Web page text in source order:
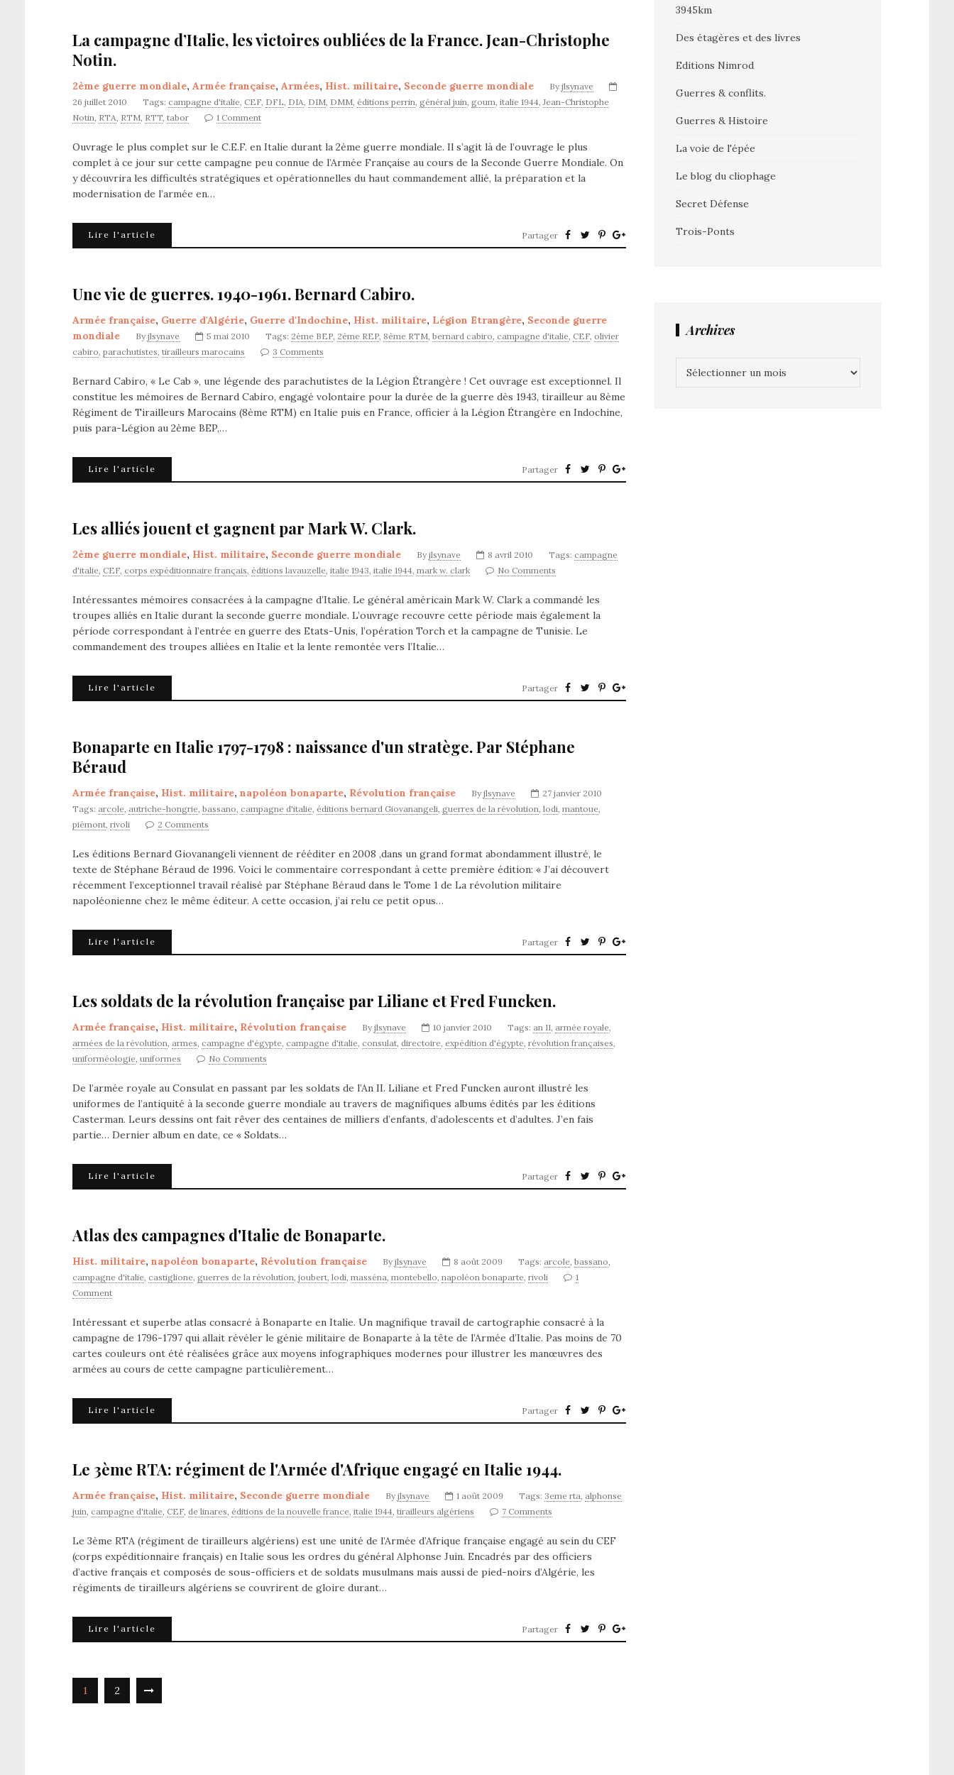
La campagne d’Italie, les victoires oubliées de la France. Jean-Christophe
Notin.
2ème guerre mondiale, Armée française, Armées, Hist. militaire, Seconde guerre mondiale By jlsynave
26 juillet 2010
Tags: campagne d'italie, CEF, DFL, DIA, DIM, DMM, éditions perrin, général juin, goum, italie 1944,Jean-Christophe
Notin, RTA, RTM, RTT, tabor 1 Comment
Ouvrage le plus complet sur le C.E.F. en Italie durant la 2ème guerre mondiale. Il s’agit là de l’ouvrage le plus
complet à ce jour sur cette campagne peu connue de l’Armée Française au cours de la Seconde Guerre Mondiale. On
y découvrira les difficultés stratégiques et opérationnelles du haut commandement allié, la préparation et la
modernisation de l’armée en…
Lire l'article Partager
Une vie de guerres. 1940-1961. Bernard Cabiro.
Armée française, Guerre d'Algérie, Guerre d'Indochine, Hist. militaire, Légion Etrangère, Seconde guerre
mondiale
By jlsynave 5 mai 2010 Tags: 2ème BEP, 2ème REP, 8ème RTM, bernard cabiro, campagne d'italie, CEF, olivier
cabiro, parachutistes, tirailleurs marocains 3 Comments
Bernard Cabiro, « Le Cab », une légende des parachutistes de la Légion Étrangère ! Cet ouvrage est exceptionnel. Il
constitue les mémoires de Bernard Cabiro, engagé volontaire pour la durée de la guerre dès 1943, tirailleur au 8ème
Régiment de Tirailleurs Marocains (8ème RTM) en Italie puis en France, officier à la Légion Étrangère en Indochine,
puis para-Légion au 2ème BEP,…
Lire l'article Partager
Les alliés jouent et gagnent par Mark W. Clark.
2ème guerre mondiale, Hist. militaire, Seconde guerre mondiale By jlsynave 8 avril 2010 Tags: campagne
d'italie, CEF, corps expéditionnaire français, éditions lavauzelle, italie 1943, italie 1944, mark w. clark No Comments
Intéressantes mémoires consacrées à la campagne d’Italie. Le général américain Mark W. Clark a commandé les
troupes alliés en Italie durant la seconde guerre mondiale. L’ouvrage recouvre cette période mais également la
période correspondant à l’entrée en guerre des Etats-Unis, l’opération Torch et la campagne de Tunisie. Le
commandement des troupes alliées en Italie et la lente remontée vers l’Italie…
Lire l'article Partager
Bonaparte en Italie 1797-1798 : naissance d'un stratège. Par Stéphane
Béraud
Armée française, Hist. militaire, napoléon bonaparte, Révolution française By jlsynave
27 janvier 2010
Tags: arcole, autriche-hongrie, bassano, campagne d'italie, éditions bernard Giovanangeli, guerres de la révolution, lodi, mantoue,
piémont, rivoli 2 Comments
Les éditions Bernard Giovanangeli viennent de rééditer en 2008 ,dans un grand format abondamment illustré, le
texte de Stéphane Béraud de 1996. Voici le commentaire correspondant à cette première édition: « J’ai découvert
récemment l’exceptionnel travail réalisé par Stéphane Béraud dans le Tome 1 de La révolution militaire
napoléonienne chez le même éditeur. A cette occasion, j’ai relu ce petit opus…
Lire l'article Partager
Les soldats de la révolution française par Liliane et Fred Funcken.
Armée française, Hist. militaire, Révolution française By jlsynave 10 janvier 2010 Tags: an II, armée royale,
armées de la révolution, armes, campagne d'égypte, campagne d'italie, consulat, directoire, expédition d'égypte, révolution françaises,
uniforméologie, uniformes No Comments
De l’armée royale au Consulat en passant par les soldats de l’An II. Liliane et Fred Funcken auront illustré les
uniformes de l’antiquité à la seconde guerre mondiale au travers de magnifiques albums édités par les éditions
Casterman. Leurs dessins ont fait rêver des centaines de milliers d’enfants, d’adolescents et d’adultes. J’en fais
partie… Dernier album en date, ce « Soldats…
Lire l'article Partager
Atlas des campagnes d'Italie de Bonaparte.
Hist. militaire, napoléon bonaparte, Révolution française By jlsynave 8 août 2009 Tags: arcole, bassano,
campagne d'italie, castiglione, guerres de la révolution, joubert, lodi, masséna, montebello, napoléon bonaparte, rivoli
1
Comment
Intéressant et superbe atlas consacré à Bonaparte en Italie. Un magnifique travail de cartographie consacré à la
campagne de 1796-1797 qui allait révéler le génie militaire de Bonaparte à la tête de l’Armée d’Italie. Pas moins de 70
cartes couleurs ont été réalisées grâce aux moyens infographiques modernes pour illustrer les manœuvres des
armées au cours de cette campagne particulièrement…
Lire l'article Partager
Le 3ème RTA: régiment de l'Armée d'Afrique engagé en Italie 1944.
Armée française, Hist. militaire, Seconde guerre mondiale By jlsynave 1 août 2009 Tags: 3eme rta, alphonse
juin, campagne d'italie, CEF, de linares, éditions de la nouvelle france, italie 1944, tirailleurs algériens 7 Comments
Le 3ème RTA (régiment de tirailleurs algériens) est une unité de l’Armée d’Afrique française engagé au sein du CEF
(corps expéditionnaire français) en Italie sous les ordres du général Alphonse Juin. Encadrés par des officiers
d’active français et composés de sous-officiers et de soldats musulmans mais aussi de pied-noirs d’Algérie, les
régiments de tirailleurs algériens se couvrirent de gloire durant…
Lire l'article Partager
1 2
3945km
Des étagères et des livres
Editions Nimrod
Guerres & conflits.
Guerres & Histoire
La voie de l'épée
Le blog du cliophage
Secret Défense
Trois-Ponts
Archives